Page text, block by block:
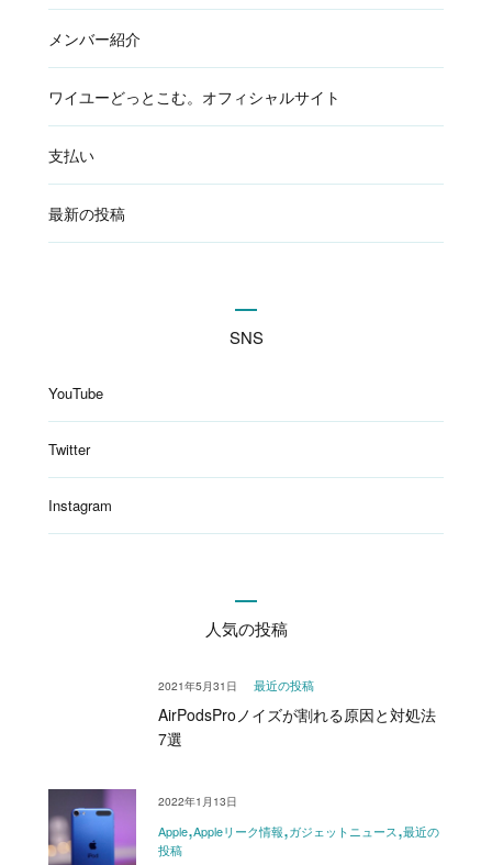
メンバー紹介
ワイユーどっとこむ。オフィシャルサイト
支払い
最新の投稿
SNS
YouTube
Twitter
Instagram
人気の投稿
最近の投稿
AirPodsProノイズが割れる原因と対処法
7選
2021年5月31日
Apple Appleリーク情報 ガジェットニュース 最近の
投稿
2022年1月13日